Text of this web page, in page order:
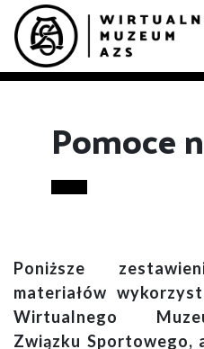
Pomoce
Poniższe
materiałów
Wirtualnego
Związku Sportowego,